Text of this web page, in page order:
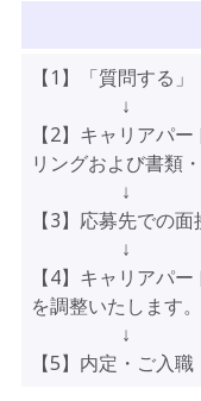
【1】「質問する
↓
【2】キャリアパ
リングおよび書類
↓
【3】応募先での
↓
【4】キャリアパ
を調整いたします。
↓
【5】内定・ご入職